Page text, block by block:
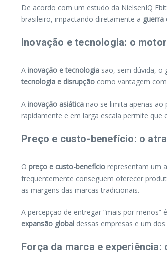
De acordo com um estudo da NielsenIQ
brasileiro, impactando diretamente a guerra
Inovação e tecnologia: o
A inovação e tecnologia são, sem dúvida, o
tecnologia e disrupção como vantagem
A inovação asiática não se limita apenas
rapidamente e em larga escala permite
Preço e custo-benefício: o
O preço e custo-benefício representam um
frequentemente conseguem oferecer
as margens das marcas tradicionais.
A percepção de entregar “mais por
expansão global dessas empresas e um dos
Força da marca e